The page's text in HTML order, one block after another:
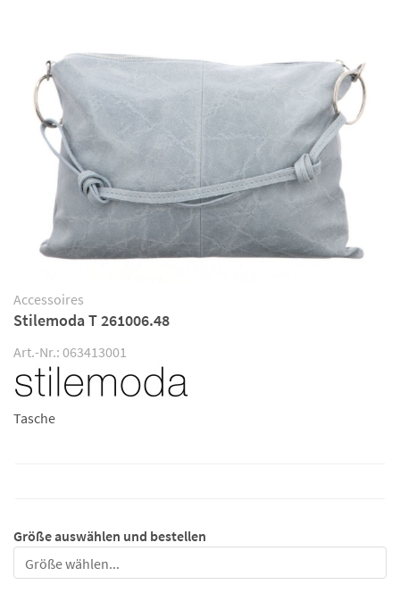
Accessoires
Stilemoda T 261006.48
Art.-Nr.: 063413001
Tasche
Größe auswählen und bestellen
Größe